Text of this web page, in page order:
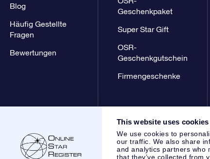
This website uses cookies
We use cookies to
our traffic. We also share
and analytics partners who
that they’ve collected from
Blog
Häufig Gestellte
Fragen
Bewertungen
Geschenkpaket
Super Star Gift
OSR-
Geschenkgutschein
Firmengeschenke